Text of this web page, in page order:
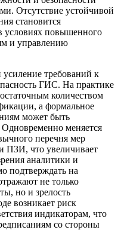
Отсутствие устойчивой
становится
условиях повышенного
и управлению
требований к
ГИС. На практике
количеством
а формальное
может быть
меняется
перечня мер
ПЗИ, что увеличивает
аналитики и
подтверждать на
не только
но и зрелость
возникает риск
индикаторам, что
со стороны